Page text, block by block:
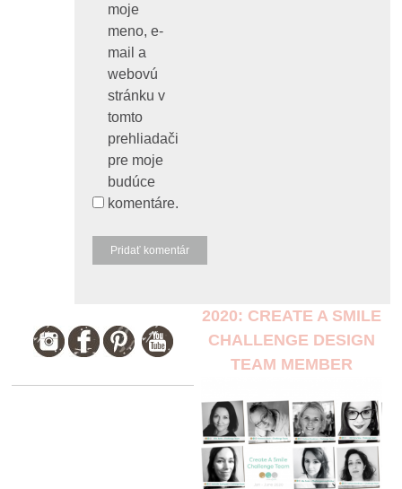
moje
meno, e-
mail a
webovú
stránku v
tomto
prehliadači
pre moje
budúce
komentáre.
2020: CREATE A SMILE
CHALLENGE DESIGN
TEAM MEMBER